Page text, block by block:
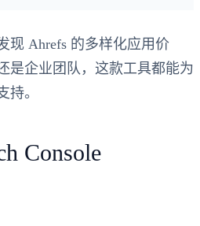
现 Ahrefs 的多样化应用价
是企业团队，这款工具都能为
持。
Console